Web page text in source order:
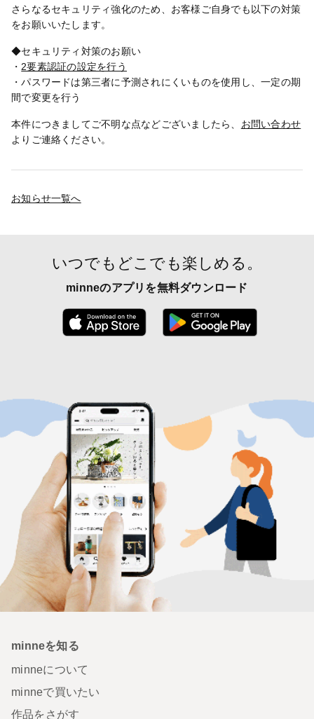
さらなるセキュリティ強化のため、お客様ご自身でも以下の対策
をお願いいたします。
◆セキュリティ対策のお願い
・ 2要素認証の設定を行う
・パスワードは第三者に予測されにくいものを使用し、一定の期
間で変更を行う
本件につきましてご不明な点などございましたら、 お問い合わせ
よりご連絡ください。
お知らせ一覧へ
いつでもどこでも楽しめる。
minneのアプリを無料ダウンロード
App Store からダウンロード
minneを知る
minneについて
minneで買いたい
作品をさがす